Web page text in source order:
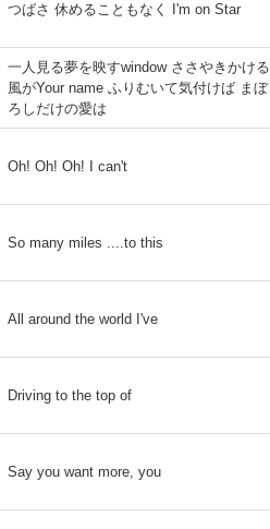
つばさ 休めることもなく I'm on Star
一人見る夢を映すwindow ささやきかける
風がYour name ふりむいて気付けば まぼ
ろしだけの愛は
Oh! Oh! Oh! I can't
So many miles ....to this
All around the world I've
Driving to the top of
Say you want more, you